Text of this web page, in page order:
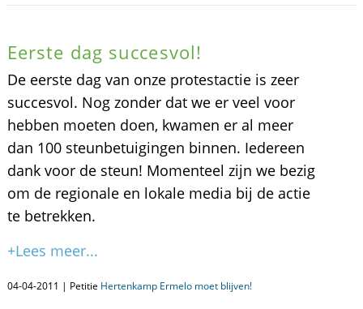
Eerste dag succesvol!
De eerste dag van onze protestactie is zeer
succesvol. Nog zonder dat we er veel voor
hebben moeten doen, kwamen er al meer
dan 100 steunbetuigingen binnen. Iedereen
dank voor de steun! Momenteel zijn we bezig
om de regionale en lokale media bij de actie
te betrekken.
+Lees meer...
04-04-2011 | Petitie Hertenkamp Ermelo moet blijven!